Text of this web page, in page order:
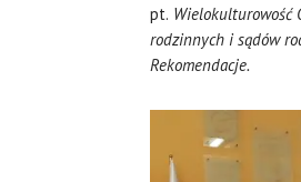
pt. Wielokulturowość
rodzinnych i sądów
Rekomendacje.